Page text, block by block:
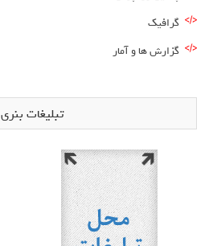
گرافیک
گزارش ها و آمار
تبلیغات بنری